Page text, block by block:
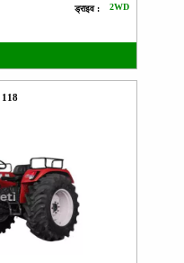
ड्राइव : 2WD
118